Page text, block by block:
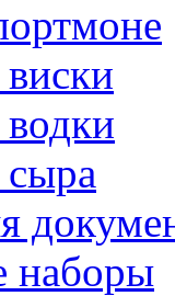
наборы